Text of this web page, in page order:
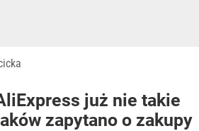
już nie takie
zapytano o zakupy